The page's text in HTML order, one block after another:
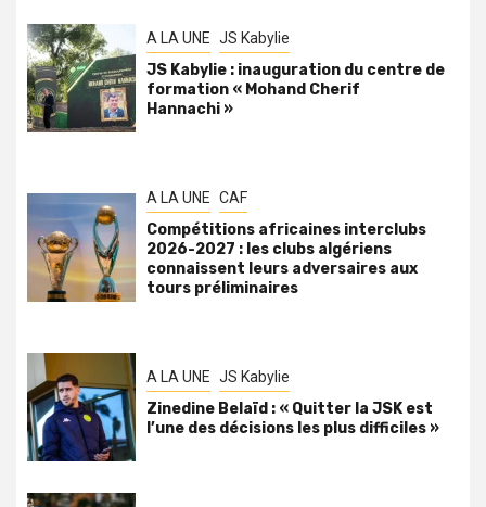
A LA UNE JS Kabylie
JS Kabylie : inauguration du centre de
formation « Mohand Cherif
Hannachi »
A LA UNE CAF
Compétitions africaines interclubs
2026-2027 : les clubs algériens
connaissent leurs adversaires aux
tours préliminaires
A LA UNE JS Kabylie
Zinedine Belaïd : « Quitter la JSK est
l’une des décisions les plus difficiles »